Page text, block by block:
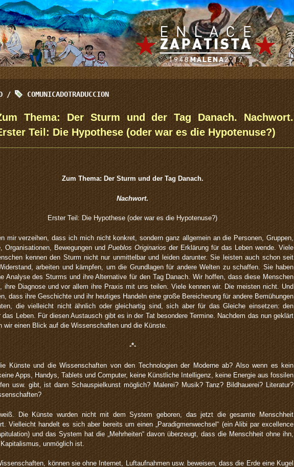
/ COMUNICADOTRADUCCION
Thema: Der Sturm und der Tag Danach. Nachwort.
Teil: Die Hypothese (oder war es die Hypotenuse?)
Zum Thema: Der Sturm und der Tag Danach.
Nachwort.
Erster Teil: Die Hypothese (oder war es die Hypotenuse?)
mir verzeihen, dass ich mich nicht konkret, sondern ganz allgemein an die Personen, Gruppen,
Organisationen, Bewegungen und Pueblos Originariosder Erklärung für das Leben wende. Viele
kennen den Sturm nicht nur unmittelbar und leiden darunter. Sie leisten auch schon seit
arbeiten und kämpfen, um die Grundlagen für andere Welten zu schaffen. Sie haben
Analyse des Sturms und ihre Alternative für den Tag Danach. Wir hoffen, dass diese Menschen
ihre Diagnose und vor allem ihre Praxis mit uns teilen. Viele kennen wir. Die meisten nicht. Und
dass ihre Geschichte und ihr heutiges Handeln eine große Bereicherung für andere Bemühungen
die vielleicht nicht ähnlich oder gleichartig sind, sich aber für das Gleiche einsetzen: den
das Leben. Für diesen Austausch gibt es in der Tat besondere Termine. Nachdem das nun geklärt
wir einen Blick auf die Wissenschaften und die Künste.
-*-
Künste und die Wissenschaften von den Technologien der Moderne ab? Also wenn es kein
Apps, Handys, Tablets und Computer, keine Künstliche Intelligenz, keine Energie aus fossilen
usw. gibt, ist dann Schauspielkunst möglich? Malerei? Musik? Tanz? Bildhauerei? Literatur?
Die Künste wurden nicht mit dem System geboren, das jetzt die gesamte Menschheit
Vielleicht handelt es sich aber bereits um einen „Paradigmenwechsel“ (ein Alibi par excellence
und das System hat die „Mehrheiten“ davon überzeugt, dass die Menschheit ohne ihn,
unmöglich ist.
können sie ohne Internet, Luftaufnahmen usw. beweisen, dass die Erde eine Kugel